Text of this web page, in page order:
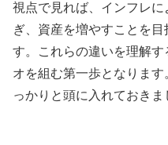
視点で見れば、インフレ
ぎ、資産を増やすことを
す。これらの違いを理解
オを組む第一歩となりま
っかりと頭に入れておきま